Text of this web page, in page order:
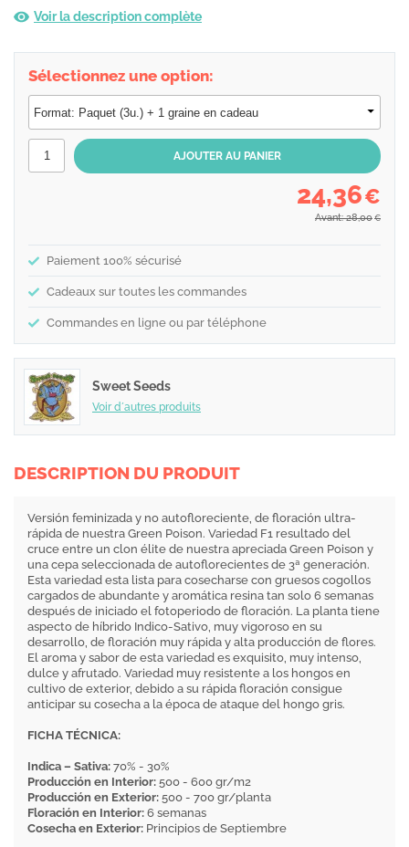
Voir la description complète
Sélectionnez une option:
24,36€
Avant: 28,00 €
Paiement 100% sécurisé
Cadeaux sur toutes les commandes
Commandes en ligne ou par téléphone
Sweet Seeds
Voir d´autres produits
DESCRIPTION DU PRODUIT
Versión feminizada y no autofloreciente, de floración ultra-
rápida de nuestra Green Poison. Variedad F1 resultado del
cruce entre un clon élite de nuestra apreciada Green Poison y
una cepa seleccionada de autoflorecientes de 3ª generación.
Esta variedad esta lista para cosecharse con gruesos cogollos
cargados de abundante y aromática resina tan solo 6 semanas
después de iniciado el fotoperiodo de floración. La planta tiene
aspecto de híbrido Indico-Sativo, muy vigoroso en su
desarrollo, de floración muy rápida y alta producción de flores.
El aroma y sabor de esta variedad es exquisito, muy intenso,
dulce y afrutado. Variedad muy resistente a los hongos en
cultivo de exterior, debido a su rápida floración consigue
anticipar su cosecha a la época de ataque del hongo gris.
FICHA TÉCNICA:
Indica – Sativa: 70% - 30%
Producción en Interior: 500 - 600 gr/m2
Producción en Exterior: 500 - 700 gr/planta
Floración en Interior: 6 semanas
Cosecha en Exterior: Principios de Septiembre